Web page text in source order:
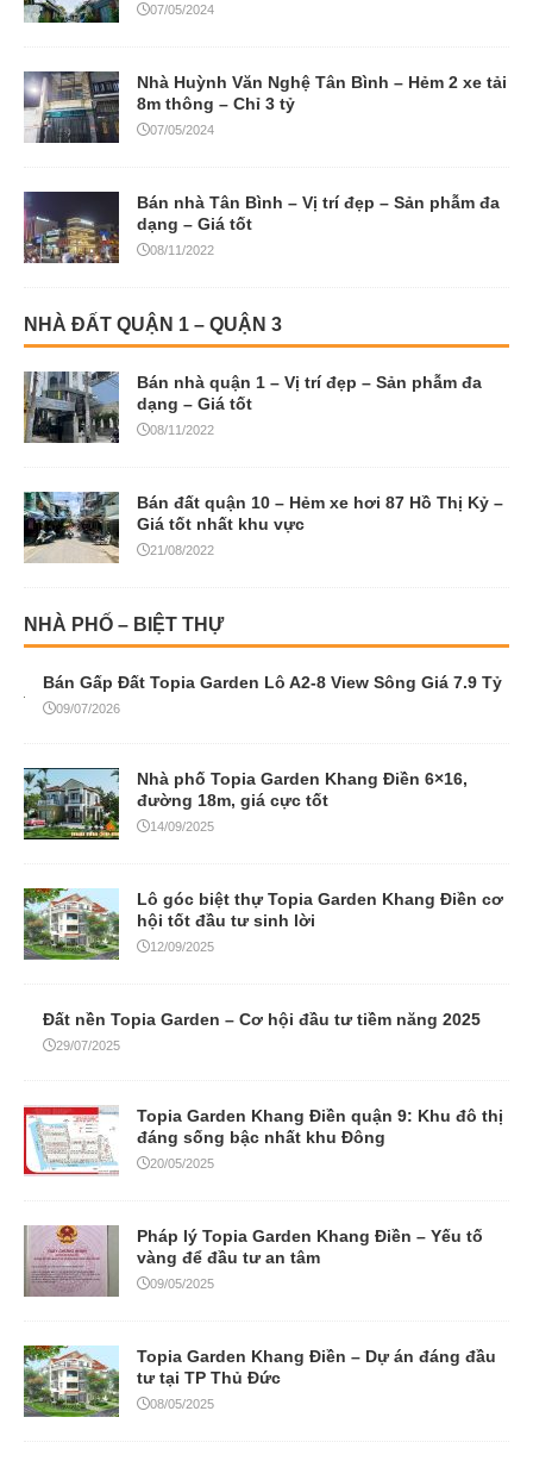
07/05/2024
Nhà Huỳnh Văn Nghệ Tân Bình – Hẻm 2 xe tải
8m thông – Chỉ 3 tỷ
07/05/2024
Bán nhà Tân Bình – Vị trí đẹp – Sản phẫm đa
dạng – Giá tốt
08/11/2022
NHÀ ĐẤT QUẬN 1 – QUẬN 3
Bán nhà quận 1 – Vị trí đẹp – Sản phẫm đa
dạng – Giá tốt
08/11/2022
Bán đất quận 10 – Hẻm xe hơi 87 Hồ Thị Kỷ –
Giá tốt nhất khu vực
21/08/2022
NHÀ PHỐ – BIỆT THỰ
Bán Gấp Đất Topia Garden Lô A2-8 View Sông Giá 7.9 Tỷ
09/07/2026
Nhà phố Topia Garden Khang Điền 6×16,
đường 18m, giá cực tốt
14/09/2025
Lô góc biệt thự Topia Garden Khang Điền cơ
hội tốt đầu tư sinh lời
12/09/2025
Đất nền Topia Garden – Cơ hội đầu tư tiềm năng 2025
29/07/2025
Topia Garden Khang Điền quận 9: Khu đô thị
đáng sống bậc nhất khu Đông
20/05/2025
Pháp lý Topia Garden Khang Điền – Yếu tố
vàng để đầu tư an tâm
09/05/2025
Topia Garden Khang Điền – Dự án đáng đầu
tư tại TP Thủ Đức
08/05/2025